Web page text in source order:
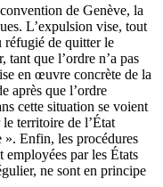
de Genève, la
L’expulsion vise, tout
réfugié de quitter le
tant que l’ordre n’a pas
en œuvre concrète de la
après que l’ordre
cette situation se voient
territoire de l’État
». Enfin, les procédures
par les États
ne sont en principe